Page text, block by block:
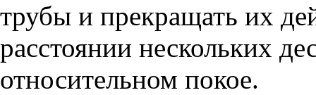
трубы и прекращать их
расстоянии нескольких
относительном покое.